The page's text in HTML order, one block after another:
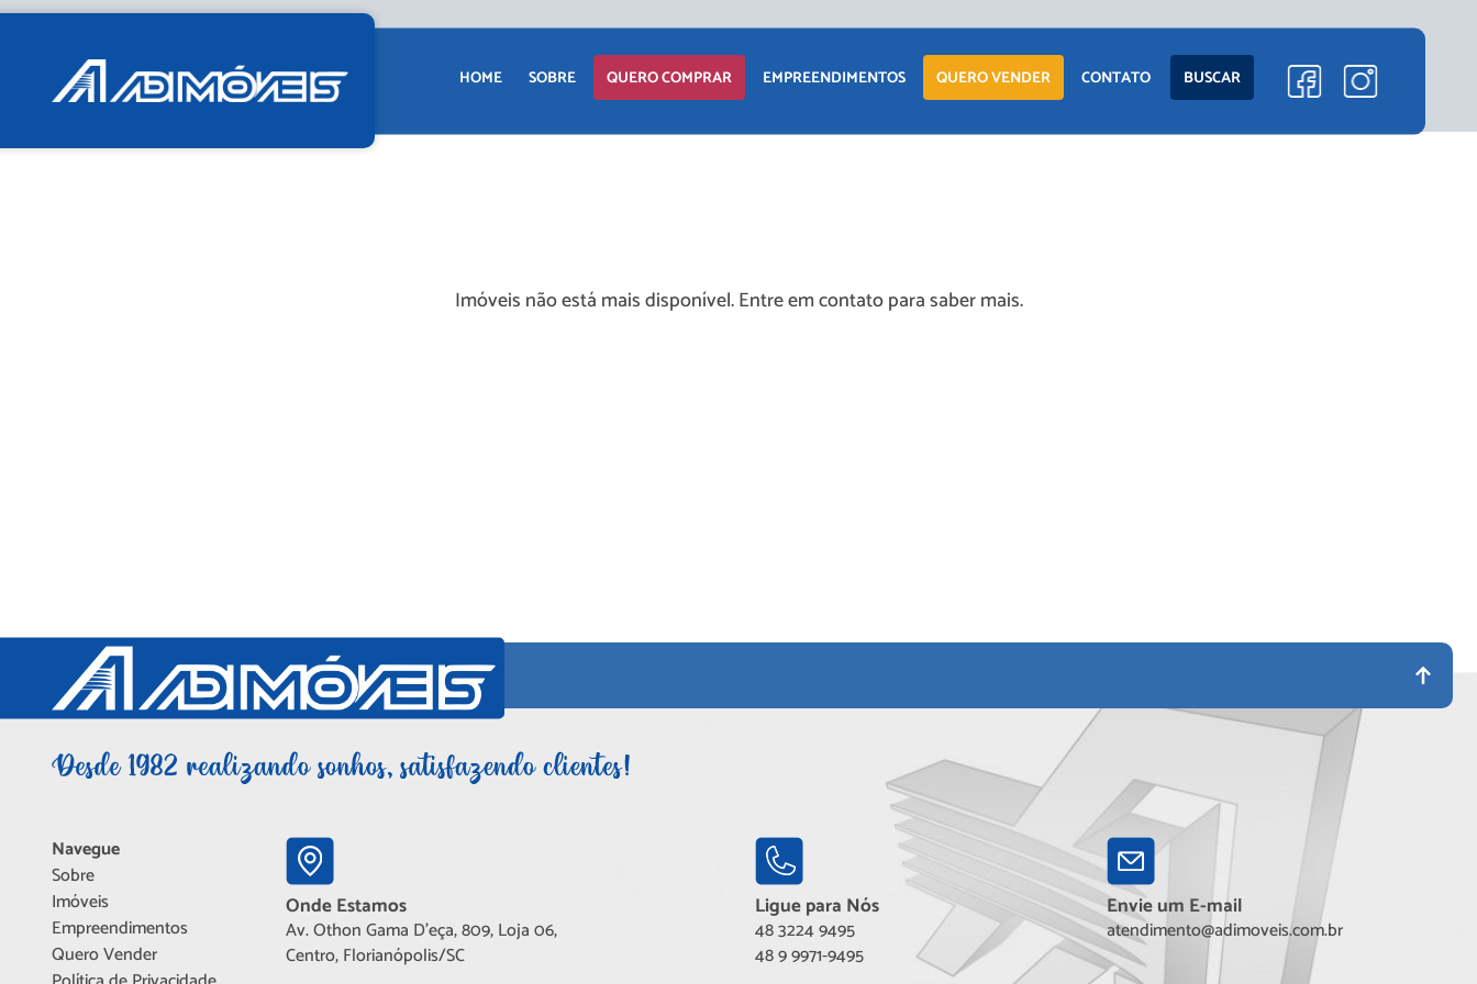
HOME SOBRE QUERO COMPRAR
TERRENO
EMPREENDIMENTOS
PRONTOS PARA
MORAR
QUERO VENDER CONTATO BUSCAR
APARTAMENTO
CASA
LANÇAMENTOS
EM CONSTRUÇÃO
Imóveis não está mais disponível. Entre em contato para saber mais.
Navegue
Sobre
Imóveis
Empreendimentos
Quero Vender
Onde Estamos
Av. Othon Gama D'eça, 809, Loja 06,
Centro, Florianópolis/SC
Ligue para Nós
48 3224 9495
48 9 9971-9495
Envie um E-mail
atendimento@adimoveis.com.br